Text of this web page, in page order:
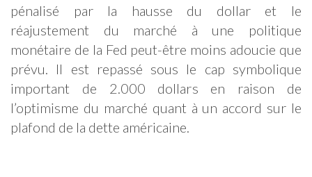
pénalisé par la hausse du dollar et le
réajustement du marché à une politique
monétaire de la Fed peut-être moins adoucie que
prévu. Il est repassé sous le cap symbolique
important de 2.000 dollars en raison de
l’optimisme du marché quant à un accord sur le
plafond de la dette américaine.